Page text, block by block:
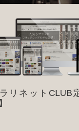
リネットCLUB